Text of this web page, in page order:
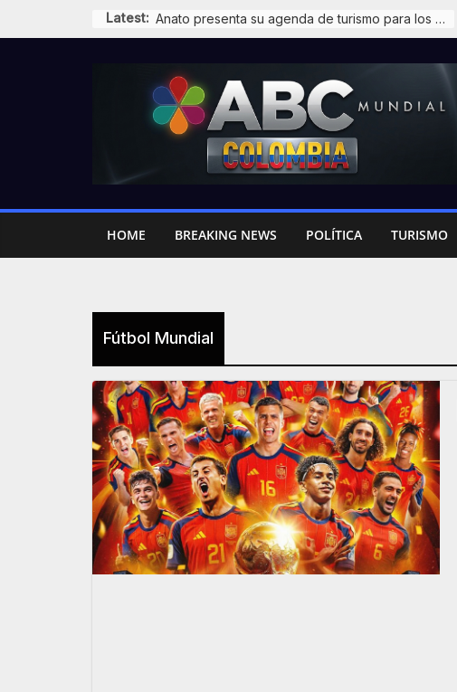
to
Latest: Karol G anunció el lanzamiento de su sexto disco: «No me arrepiento de sentir tanto»
HOME BREAKING NEWS POLÍTICA TURISMO
Fútbol Mundial